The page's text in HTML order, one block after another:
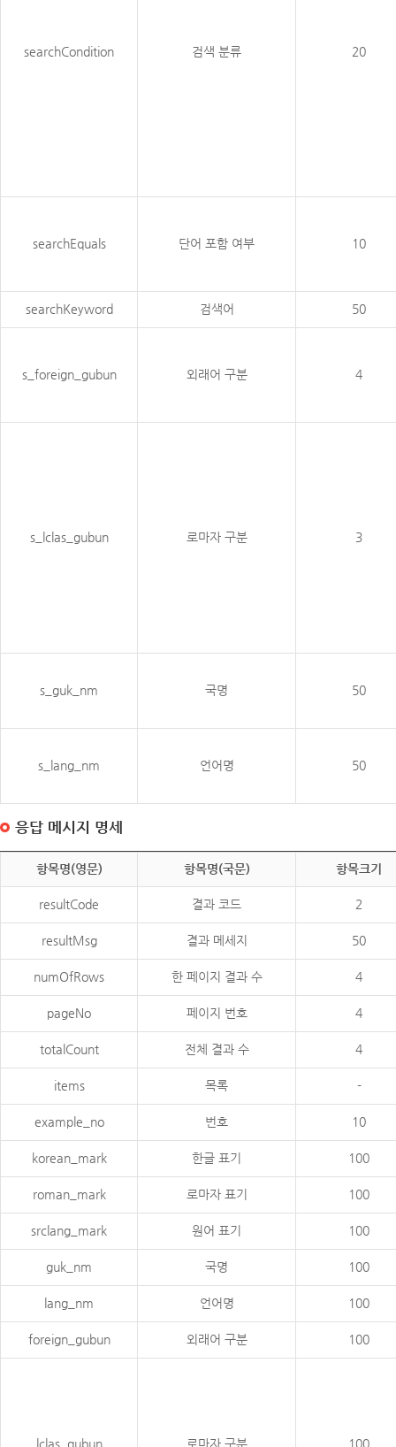
searchCondition 검색 분류 20
searchEquals 단어 포함 여부 10
searchKeyword 검색어 50
s_foreign_gubun 외래어 구분 4
s_lclas_gubun 로마자 구분 3
s_guk_nm 국명 50
s_lang_nm 언어명 50
응답 메시지 명세
항목명(영문) 항목명(국문) 항목크기
resultCode 결과 코드 2
resultMsg 결과 메세지 50
numOfRows 한 페이지 결과 수 4
pageNo 페이지 번호 4
totalCount 전체 결과 수 4
items 목록 -
example_no 번호 10
korean_mark 한글 표기 100
roman_mark 로마자 표기 100
srclang_mark 원어 표기 100
guk_nm 국명 100
lang_nm 언어명 100
foreign_gubun 외래어 구분 100
lclas_gubun 로마자 구분 100